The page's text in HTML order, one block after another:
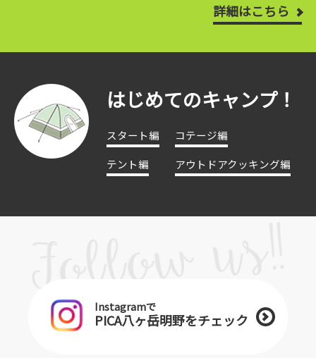
詳細はこちら
はじめてのキャンプ！
スタート編
コテージ編
テント編
アウトドアクッキング編
Instagramで
PICA八ヶ岳明野をチェック